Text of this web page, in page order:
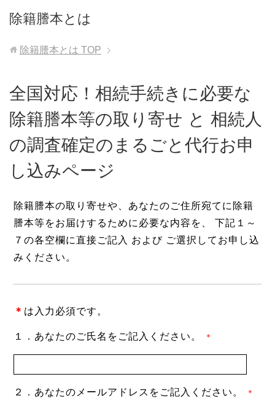
除籍謄本とは
除籍謄本とは TOP
全国対応！相続手続きに必要な
除籍謄本等の取り寄せ と 相続人
の調査確定のまるごと代行お申
し込みページ